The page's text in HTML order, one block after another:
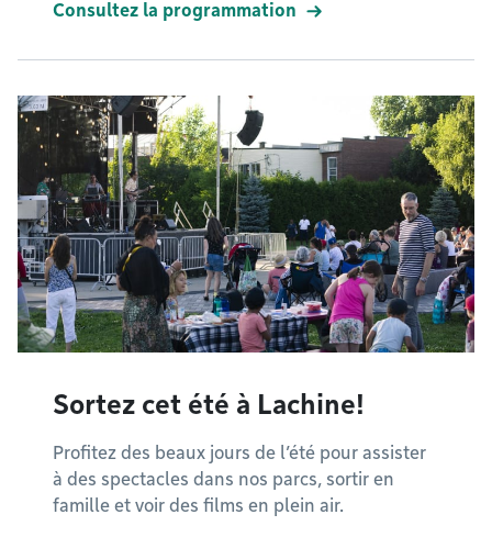
Consultez la programmation
Sortez cet été à Lachine!
Profitez des beaux jours de l’été pour assister
à des spectacles dans nos parcs, sortir en
famille et voir des films en plein air.